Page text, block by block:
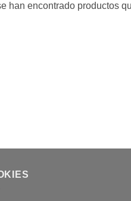
han encontrado productos